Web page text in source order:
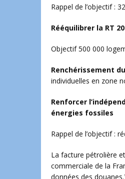
Rappel de l’objectif :
Rééquilibrer la RT
Objectif 500 000
Renchérissement
individuelles en zone
Renforcer
énergies fossiles
Rappel de l’objectif :
La facture pétrolière
commerciale de la
données des